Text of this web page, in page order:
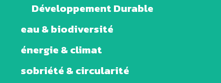
Développement Durable
eau & biodiversité
énergie & climat
sobriété & circularité